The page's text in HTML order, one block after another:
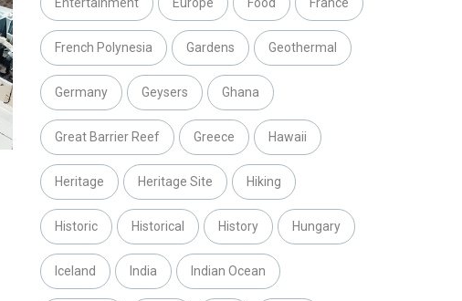
French Polynesia Gardens Geothermal
Germany Geysers Ghana
Great Barrier Reef Greece Hawaii
Heritage Heritage Site Hiking
Historic Historical History Hungary
Iceland India Indian Ocean